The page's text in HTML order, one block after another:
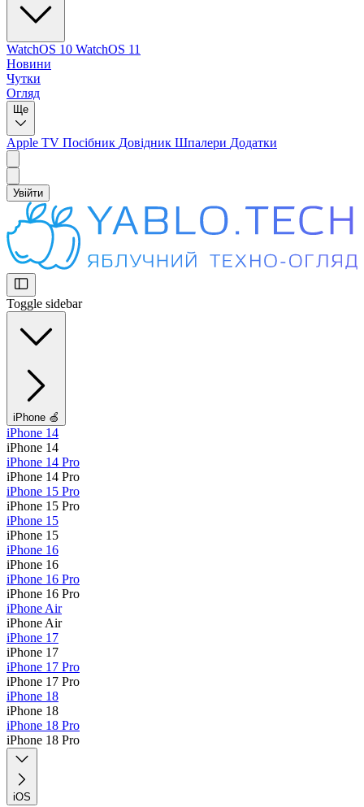
WatchOS 10 WatchOS 11
Новини
Чутки
Огляд
Ще
Apple TV Посібник Довідник Шпалери Додатки
Увійти
Toggle sidebar
iPhone 🍏
iPhone 14
iPhone 14
iPhone 14 Pro
iPhone 14 Pro
iPhone 15 Pro
iPhone 15 Pro
iPhone 15
iPhone 15
iPhone 16
iPhone 16
iPhone 16 Pro
iPhone 16 Pro
iPhone Air
iPhone Air
iPhone 17
iPhone 17
iPhone 17 Pro
iPhone 17 Pro
iPhone 18
iPhone 18
iPhone 18 Pro
iPhone 18 Pro
iOS